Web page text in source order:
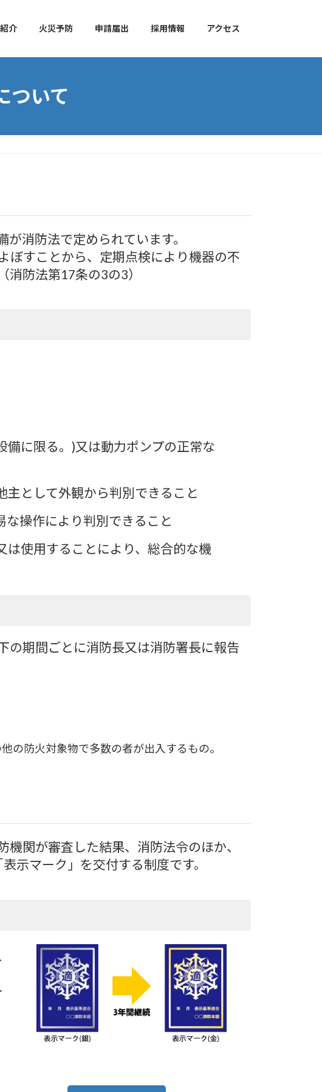
介 火災予防 申請届出 採用情報 アクセス
ついて
消防法で定められています。
すことから、定期点検により機器の不
防法第17条の3の3）
に限る。)又は動力ポンプの正常な
として外観から判別できること
操作により判別できること
は使用することにより、総合的な機
の期間ごとに消防長又は消防署長に報告
防火対象物で多数の者が出入するもの。
関が審査した結果、消防法令のほか、
示マーク」を交付する制度です。